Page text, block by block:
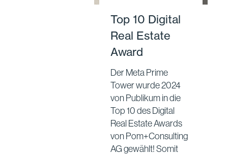
Top 10 Digital
Real Estate
Award
Der Meta Prime
Tower wurde 2024
von Publikum in die
Top 10 des Digital
Real Estate Awards
von Pom+Consulting
AG gewählt! Somit